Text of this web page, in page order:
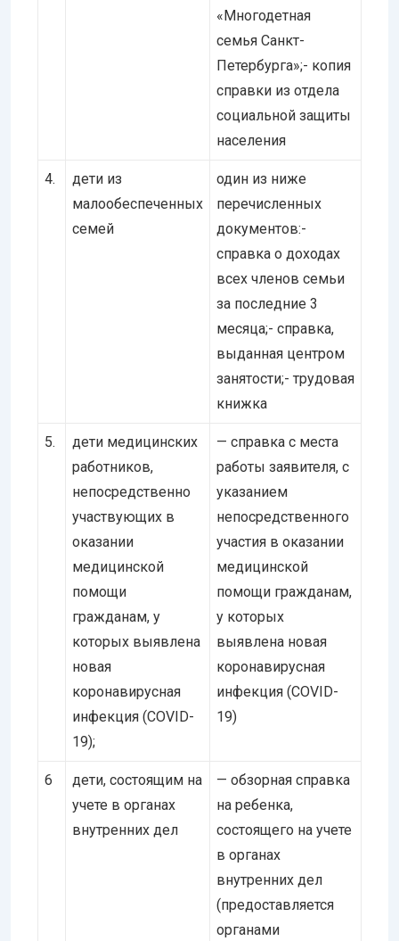
«Многодетная
семья Санкт-
Петербурга»;- копия
справки из отдела
социальной защиты
населения
4.
дети из
малообеспеченных
семей
один из ниже
перечисленных
документов:-
справка о доходах
всех членов семьи
за последние 3
месяца;- справка,
выданная центром
занятости;- трудовая
книжка
5.
дети медицинских
работников,
непосредственно
участвующих в
оказании
медицинской
помощи
гражданам, у
которых выявлена
новая
коронавирусная
инфекция (COVID-
19);
— справка с места
работы заявителя, с
указанием
непосредственного
участия в оказании
медицинской
помощи гражданам,
у которых
выявлена новая
коронавирусная
инфекция (COVID-
19)
6
дети, состоящим на
учете в органах
внутренних дел
— обзорная справка
на ребенка,
состоящего на учете
в органах
внутренних дел
(предоставляется
органами